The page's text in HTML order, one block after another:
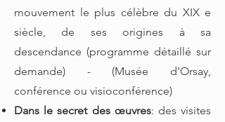
mouvement le plus célèbre du XIX e
siècle, de ses origines à sa
descendance (programme détaillé sur
demande) - (Musée d'Orsay,
conférence ou visioconférence)
Dans le secret des œuvres: des visites